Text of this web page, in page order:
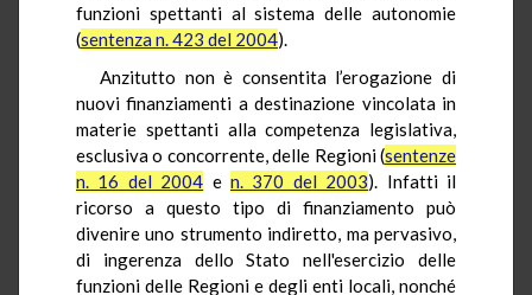
funzioni spettanti al sistema delle autonomie
(sentenza n. 423 del 2004).
Anzitutto non è consentita l’erogazione di
nuovi finanziamenti a destinazione vincolata in
materie spettanti alla competenza legislativa,
esclusiva o concorrente, delle Regioni (sentenze
n. 16 del 2004 en. 370 del 2003). Infatti il
ricorso a questo tipo di finanziamento può
divenire uno strumento indiretto, ma pervasivo,
di ingerenza dello Stato nell'esercizio delle
funzioni delle Regioni e degli enti locali, nonché